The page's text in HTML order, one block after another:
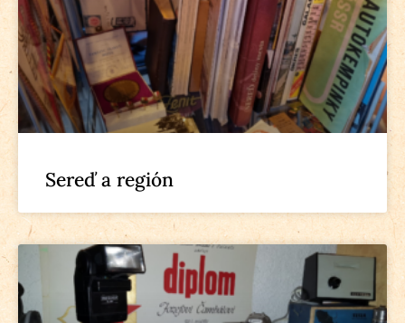
Sereď a región